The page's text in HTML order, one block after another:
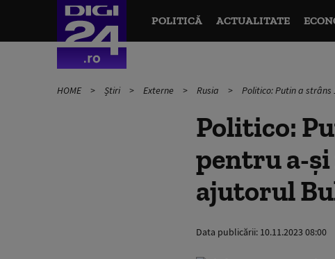
POLITICĂ ACTUALITATE
HOME Știri Externe Rusia Politico: Putin a
Politico:
pentru a-
ajutorul
Data publicării: 10.11.2023 08:00